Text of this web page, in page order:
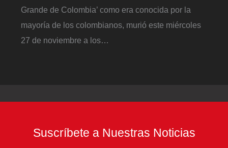
Grande de Colombia’ como era conocida por la
mayoría de los colombianos, murió este miércoles
27 de noviembre a los…
Suscríbete a Nuestras Noticias